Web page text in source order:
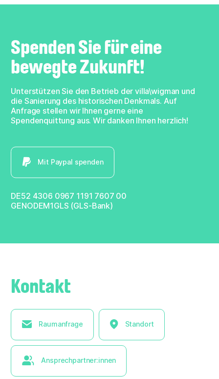
Spenden Sie für eine
bewegte Zukunft!
Unterstützen Sie den Betrieb der villa\wigman und
die Sanierung des historischen Denkmals. Auf
Anfrage stellen wir Ihnen gerne eine
Spendenquittung aus. Wir danken Ihnen herzlich!
Mit Paypal spenden
DE52 4306 0967 1191 7607 00
GENODEM1GLS (GLS-Bank)
Kontakt
Raumanfrage Standort
Ansprechpartner:innen